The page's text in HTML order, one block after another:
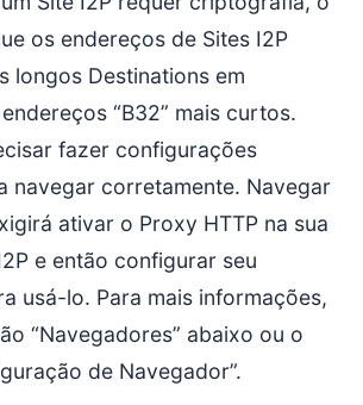
os endereços de Sites I2P
longos Destinations em
“B32” mais curtos.
fazer configurações
navegar corretamente. Navegar
ativar o Proxy HTTP na sua
e então configurar seu
usá-lo. Para mais informações,
“Navegadores” abaixo ou o
de Navegador”.